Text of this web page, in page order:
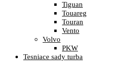
Tiguan
Touareg
Touran
Vento
Volvo
PKW
Tesniace sady turba